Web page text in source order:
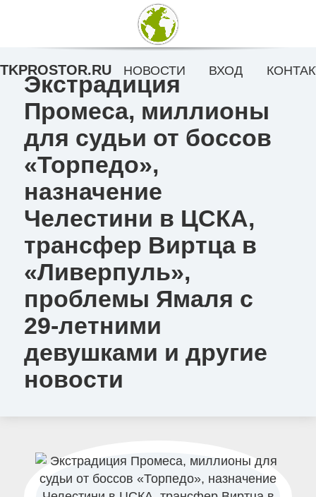
Экстрадиция
Промеса, миллионы
для судьи от боссов
«Торпедо»,
назначение
Челестини в ЦСКА,
трансфер Виртца в
«Ливерпуль»,
проблемы Ямаля с
29-летними
девушками и другие
новости
TKPROSTOR.RU НОВОСТИ ВХОД